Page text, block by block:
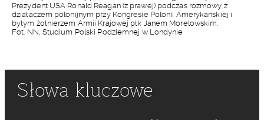
Prezydent USA Ronald Reagan (z prawej) podczas rozmowy z
działaczem polonijnym przy Kongresie Polonii Amerykańskiej i
byłym żołnierzem Armii Krajowej płk Janem Morelowskim.
Fot. NN, Studium Polski Podziemnej w Londynie
Słowa kluczowe